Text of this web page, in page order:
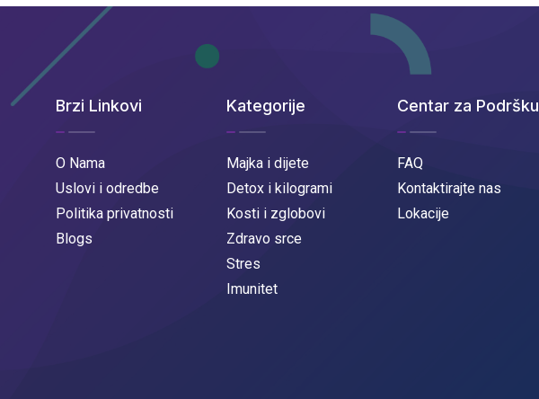
Brzi Linkovi
O Nama
Uslovi i odredbe
Politika privatnosti
Blogs
Kategorije
Majka i dijete
Detox i kilogrami
Kosti i zglobovi
Zdravo srce
Stres
Imunitet
Centar za Podršku
FAQ
Kontaktirajte nas
Lokacije